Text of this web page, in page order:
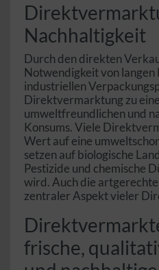
Nachhaltigkeit
Durch den direkten
Notwendigkeit von langen
industriellen
Direktvermarktung zu
umweltfreundlichen und
Konsums. Viele
Wert auf eine
setzen auf biologische
Pestizide und chemische
wird. Auch die
zentraler Aspekt vieler
frische,